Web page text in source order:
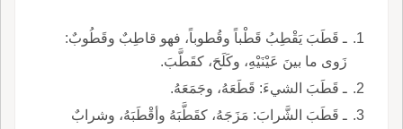
ـ قَطَبَ يَقْطِبُ قَطْباً وقُطوباً، فهو قاطِبٌ وقَطُوبٌ:
زَوى ما بينَ عَيْنَيْهِ، وكَلَحَ، كقَطَّبَ.
ـ قَطَبَ الشيءَ: قَطَعَهُ، وجَمَعَهُ.
ـ قَطَبَ الشَّرابَ: مَزَجَهُ، كقَطَّبَهُ وأقْطَبَهُ، وشرابٌ